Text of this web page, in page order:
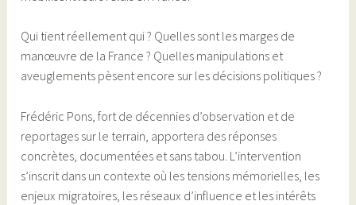
Qui tient réellement qui ? Quelles sont les marges de
manœuvre de la France ? Quelles manipulations et
aveuglements pèsent encore sur les décisions politiques ?
Frédéric Pons, fort de décennies d’observation et de
reportages sur le terrain, apportera des réponses
concrètes, documentées et sans tabou. L’intervention
s’inscrit dans un contexte où les tensions mémorielles, les
enjeux migratoires, les réseaux d’influence et les intérêts